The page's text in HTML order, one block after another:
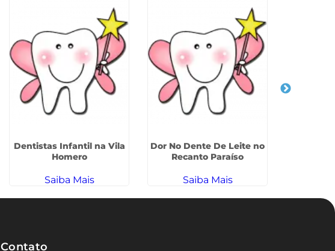
Dentistas Infantil na Vila
Homero
Saiba Mais
Dor No Dente De Leite no
Recanto Paraíso
Saiba Mais
Contato